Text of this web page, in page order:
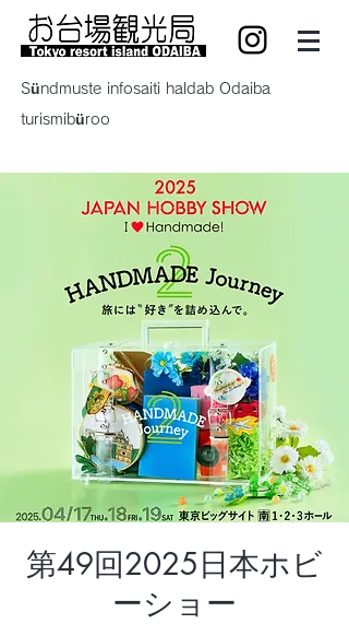
Sündmuste infosaiti haldab Odaiba
turismibüroo
第49回2025日本ホビ
ーショー